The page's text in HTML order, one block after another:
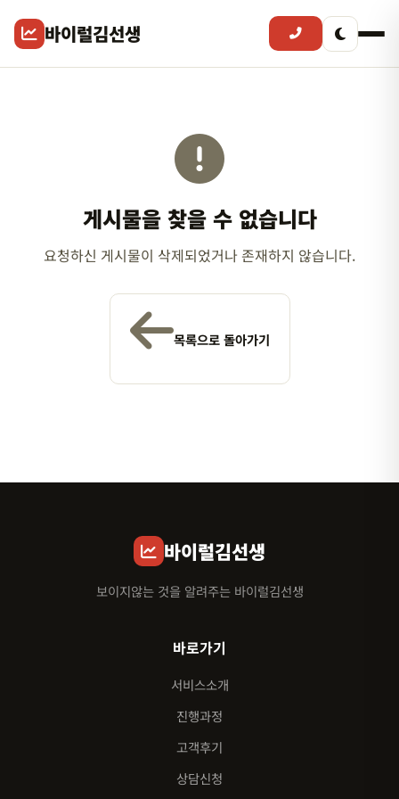
바이럴김선생
게시물을 찾을 수 없습니다
요청하신 게시물이 삭제되었거나 존재하지 않습니다.
목록으로 돌아가기
바이럴김선생
보이지않는 것을 알려주는 바이럴김선생
바로가기
서비스소개
진행과정
고객후기
상담신청